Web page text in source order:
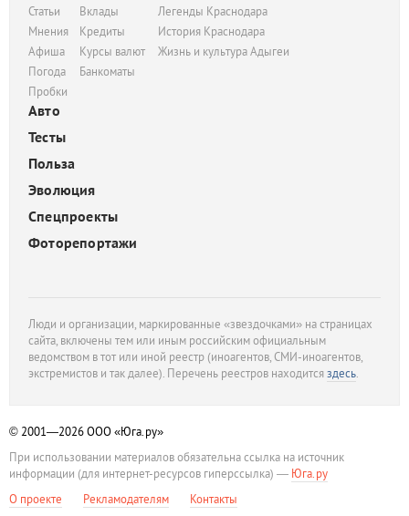
Статьи
Мнения
Афиша
Погода
Пробки
Вклады
Кредиты
Курсы валют
Банкоматы
Легенды Краснодара
История Краснодара
Жизнь и культура Адыгеи
Авто
Тесты
Польза
Эволюция
Спецпроекты
Фоторепортажи
Люди и организации, маркированные «звездочками» на страницах
сайта, включены тем или иным российским официальным
ведомством в тот или иной реестр (иноагентов, СМИ-иноагентов,
экстремистов и так далее). Перечень реестров находитсяздесь.
© 2001—2026ООО «Юга.ру»
При использовании материалов обязательна ссылка на источник
информации (для интернет-ресурсов гиперссылка) — Юга.ру
О проекте
Рекламодателям Контакты